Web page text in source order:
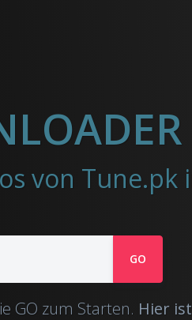
GO
GO zum Starten. Hier ist